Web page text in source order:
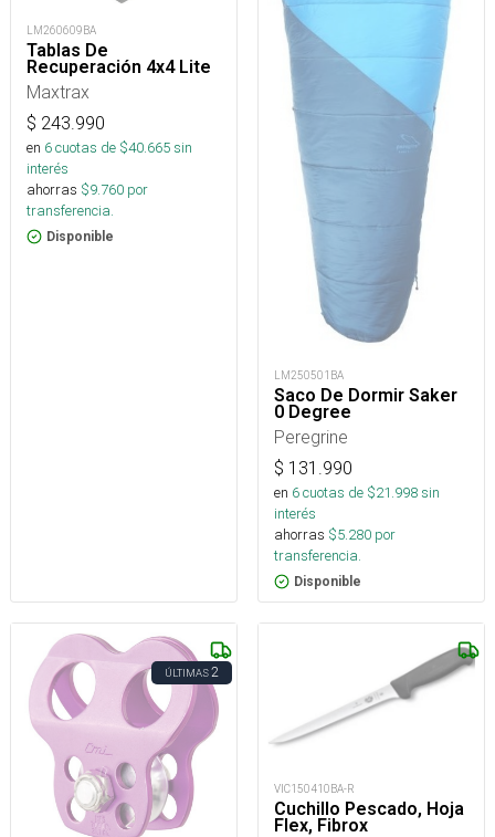
LM260609BA
Tablas De
Recuperación 4x4 Lite
Maxtrax
$ 243.990
en 6cuotas de $40.665sin
interés
ahorras $9.760 por
transferencia.
Disponible
LM250501BA
Saco De Dormir Saker
0 Degree
Peregrine
$ 131.990
en 6cuotas de $21.998sin
interés
ahorras $5.280 por
transferencia.
Disponible
ÚLTIMAS2
VIC150410BA-R
Cuchillo Pescado, Hoja
Flex, Fibrox